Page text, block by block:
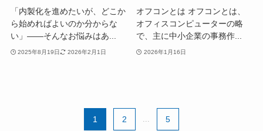
「内製化を進めたいが、どこか
ら始めればよいのか分からな
い」――そんなお悩みはあ...
2025年8月19日 2026年2月1日
オフコンとは オフコンとは、
オフィスコンピューターの略
で、主に中小企業の事務作...
2026年1月16日
1 2 ... 5